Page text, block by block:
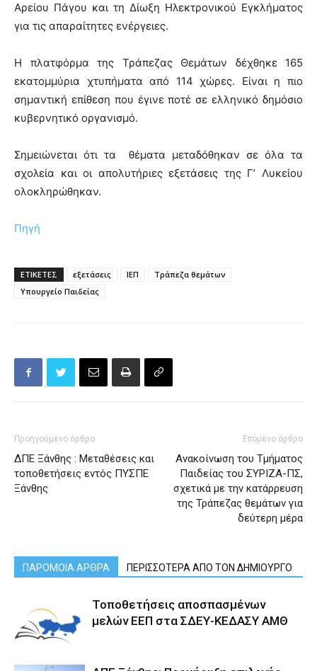
Αρείου Πάγου και τη Δίωξη Ηλεκτρονικού Εγκλήματος
για τις απαραίτητες ενέργειες.
Η πλατφόρμα της Τράπεζας Θεμάτων δέχθηκε 165
εκατομμύρια χτυπήματα από 114 χώρες. Είναι η πιο
σημαντική επίθεση που έγινε ποτέ σε ελληνικό δημόσιο
κυβερνητικό οργανισμό.
Σημειώνεται ότι τα θέματα μεταδόθηκαν σε όλα τα
σχολεία και οι απολυτήριες εξετάσεις της Γ’ Λυκείου
ολοκληρώθηκαν.
Πηγή
ΕΤΙΚΕΤΕΣ εξετάσεις ΙΕΠ
Τράπεζα θεμάτων
Υπουργείο Παιδείας
Προηγούμενο άρθρο
ΔΠΕ Ξάνθης : Μεταθέσεις και
τοποθετήσεις εντός ΠΥΣΠΕ
Ξάνθης
Επόμενο άρθρο
Ανακοίνωση του Τμήματος
Παιδείας του ΣΥΡΙΖΑ-ΠΣ,
σχετικά με την κατάρρευση
της Τράπεζας θεμάτων για
δεύτερη μέρα
ΠΑΡΟΜΟΙΑ ΑΡΘΡΑ ΠΕΡΙΣΣΟΤΕΡΑ ΑΠΟ ΤΟΝ ΔΗΜΙΟΥΡΓΟ
Τοποθετήσεις αποσπασμένων
μελών ΕΕΠ στα ΣΔΕΥ-ΚΕΔΑΣΥ ΑΜΘ